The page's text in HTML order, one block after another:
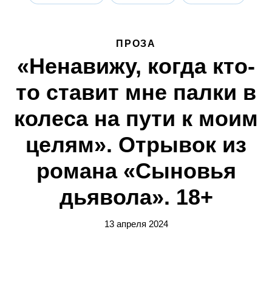
ПРОЗА
«Ненавижу, когда кто-
то ставит мне палки в
колеса на пути к моим
целям». Отрывок из
романа «Сыновья
дьявола». 18+
13 апреля 2024